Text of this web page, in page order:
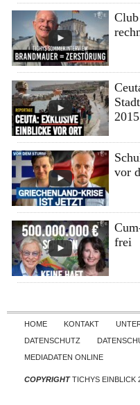
Club
vor
frei
HOME KONTAKT
DATENSCHUTZ
MEDIADATEN ONLINE
COPYRIGHTTICHYS EINBLICK